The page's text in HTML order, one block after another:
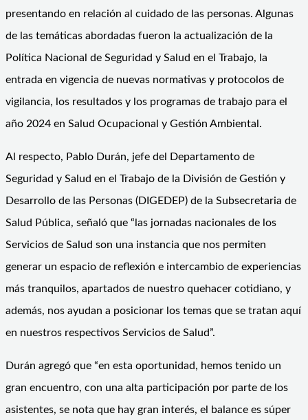
presentando en relación al cuidado de las personas. Algunas
de las temáticas abordadas fueron la actualización de la
Política Nacional de Seguridad y Salud en el Trabajo, la
entrada en vigencia de nuevas normativas y protocolos de
vigilancia, los resultados y los programas de trabajo para el
año 2024 en Salud Ocupacional y Gestión Ambiental.
Al respecto, Pablo Durán, jefe del Departamento de
Seguridad y Salud en el Trabajo de la División de Gestión y
Desarrollo de las Personas (DIGEDEP) de la Subsecretaria de
Salud Pública, señaló que “las jornadas nacionales de los
Servicios de Salud son una instancia que nos permiten
generar un espacio de reflexión e intercambio de experiencias
más tranquilos, apartados de nuestro quehacer cotidiano, y
además, nos ayudan a posicionar los temas que se tratan aquí
en nuestros respectivos Servicios de Salud”.
Durán agregó que “en esta oportunidad, hemos tenido un
gran encuentro, con una alta participación por parte de los
asistentes, se nota que hay gran interés, el balance es súper